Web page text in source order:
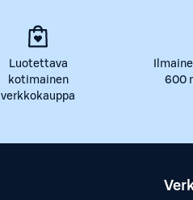
Luotettava
kotimainen
verkkokauppa
600